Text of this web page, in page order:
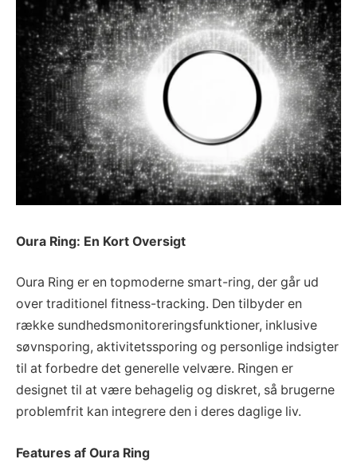
Oura Ring: En Kort Oversigt
Oura Ring er en topmoderne smart-ring, der går ud
over traditionel fitness-tracking. Den tilbyder en
række sundhedsmonitoreringsfunktioner, inklusive
søvnsporing, aktivitetssporing og personlige indsigter
til at forbedre det generelle velvære. Ringen er
designet til at være behagelig og diskret, så brugerne
problemfrit kan integrere den i deres daglige liv.
Features af Oura Ring